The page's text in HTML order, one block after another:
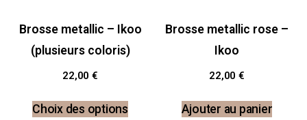
Brosse metallic – Ikoo
(plusieurs coloris)
22,00 €
Choix des options
Brosse metallic rose –
Ikoo
22,00 €
Ajouter au panier